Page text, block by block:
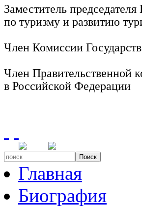
Заместитель
по туризму и развитию
Член Комиссии
Член Правительственной
в Российской Федерации
Поиск
Главная
Биография